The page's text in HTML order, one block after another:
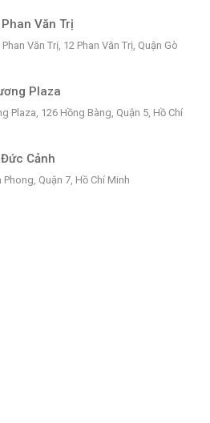
Văn Trị
Văn Trị, 12 Phan Văn Trị, Quận Gò
Plaza
Plaza, 126 Hồng Bàng, Quận 5, Hồ Chí
Cảnh
Quận 7, Hồ Chí Minh